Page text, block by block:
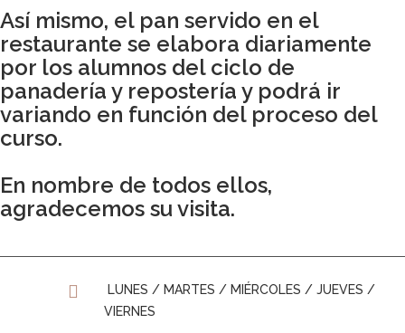
Así mismo, el pan servido en el
restaurante se elabora diariamente
por los alumnos del ciclo de
panadería y repostería y podrá ir
variando en función del proceso del
curso.
En nombre de todos ellos,
agradecemos su visita.
LUNES / MARTES / MIÉRCOLES / JUEVES /
VIERNES